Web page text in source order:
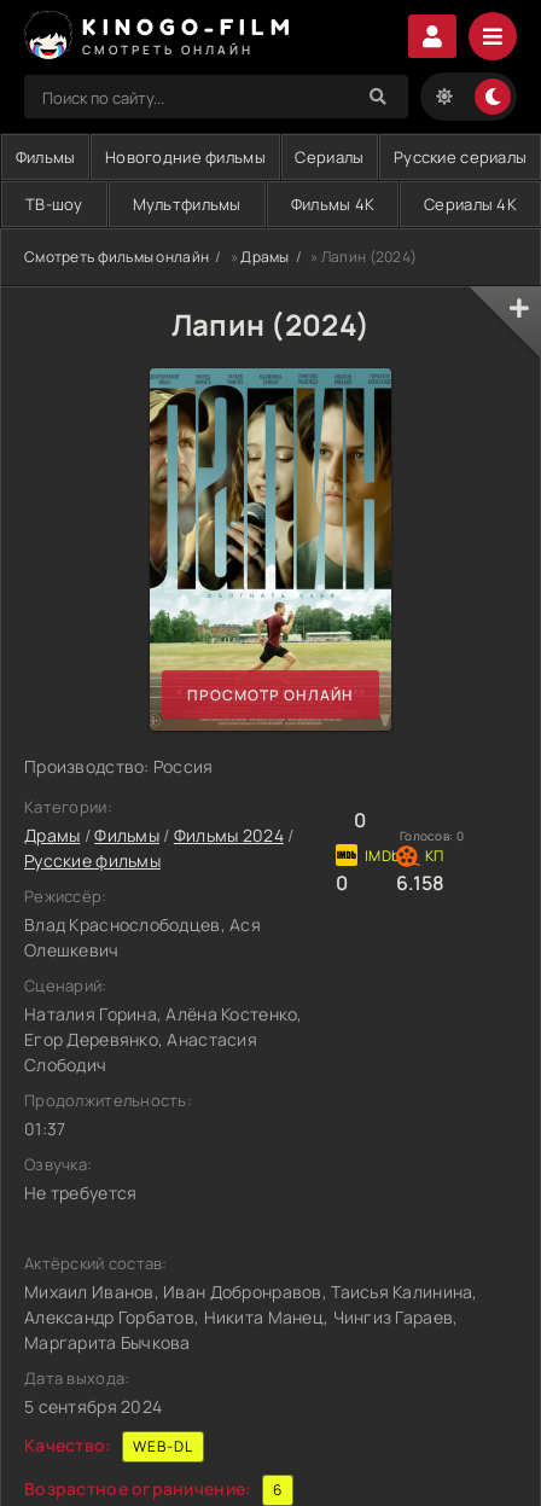
KINOGO-FILM
СМОТРЕТЬ ОНЛАЙН
Фильмы Новогодние фильмы Сериалы Русские сериалы
ТВ-шоу Мультфильмы Фильмы 4K Сериалы 4K
Смотреть фильмы онлайн »Драмы » Лапин (2024)
Лапин (2024)
ПРОСМОТР ОНЛАЙН
Производство: Россия
Категории:
Драмы /Фильмы/ Фильмы 2024/
Русские фильмы
Режиссёр:
Влад Краснослободцев, Ася
Олешкевич
Сценарий:
Наталия Горина, Алёна Костенко,
Егор Деревянко, Анастасия
Слободич
Продолжительность:
01:37
Озвучка:
Не требуется
0
Голосов: 0
0 6.158
Актёрский состав:
Михаил Иванов, Иван Добронравов, Таисья Калинина,
Александр Горбатов, Никита Манец, Чингиз Гараев,
Маргарита Бычкова
Дата выхода:
5 сентября 2024
Качество:
WEB-DL
Возрастное ограничение: 6